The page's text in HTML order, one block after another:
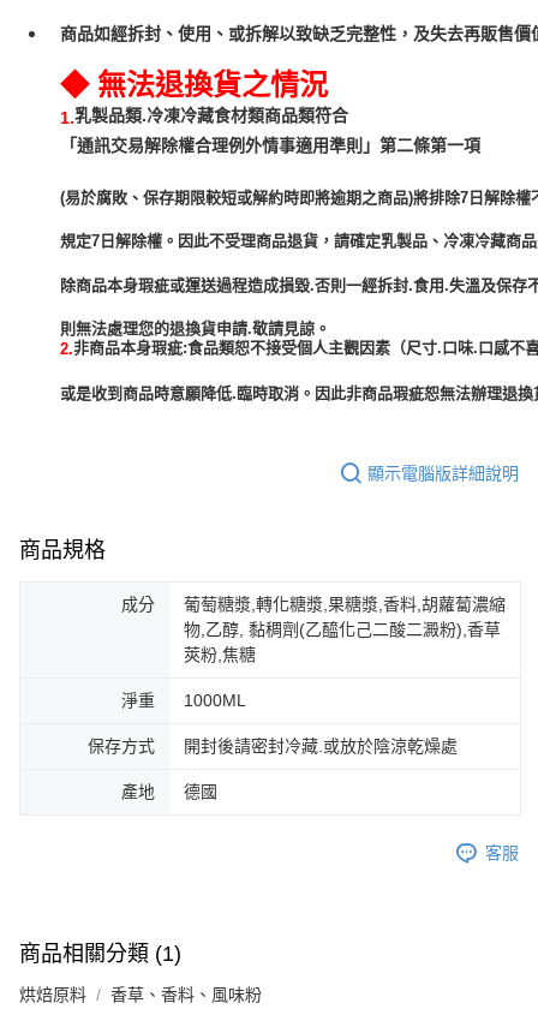
商品如經拆封、使用、或拆解以致缺乏完整性，及失去再販售
◆ 無法退換貨之情況
1.乳製品類.冷凍冷藏食材類商品類符合
「通訊交易解除權合理例外情事適用準則」第二條第一項
(易於腐敗、保存期限較短或解約時即將逾期之商品)將排除7日解除權
規定7日解除權。因此不受理商品退貨，請確定乳製品、冷凍冷藏商
除商品本身瑕疵或運送過程造成損毀.否則一經拆封.食用.失溫及保存
2.非商品本身瑕疵:食品類恕不接受個人主觀因素（尺寸.口味.口感不
或是收到商品時意願降低.臨時取消。因此非商品瑕疵恕無法辦理退
顯示電腦版詳細說明
商品規格
成分
葡萄糖漿,轉化糖漿,果糖漿,香料,胡蘿蔔濃縮
物,乙醇, 黏稠劑(乙醯化己二酸二澱粉),香草
莢粉,焦糖
淨重 1000ML
保存方式 開封後請密封冷藏.或放於陰涼乾燥處
產地 德國
客服
商品相關分類 (1)
烘焙原料 香草、香料、風味粉